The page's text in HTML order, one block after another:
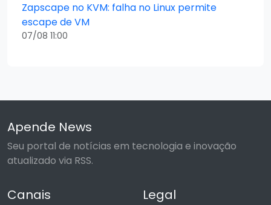
Zapscape no KVM: falha no Linux permite
escape de VM
07/08 11:00
Apende News
Seu portal de notícias em tecnologia e inovação
atualizado via RSS.
Canais Legal